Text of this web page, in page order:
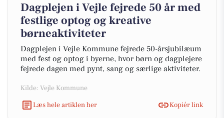
Dagplejen i Vejle fejrede 50 år med
festlige optog og kreative
børneaktiviteter
Dagplejen i Vejle Kommune fejrede 50-årsjubilæum
med fest og optog i byerne, hvor børn og dagplejere
fejrede dagen med pynt, sang og særlige aktiviteter.
Kilde: Vejle Kommune
Læs hele artiklen her
Kopiér link